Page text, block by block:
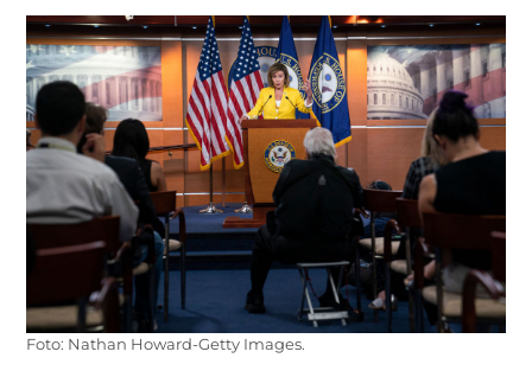
Foto: Nathan Howard-Getty Images.